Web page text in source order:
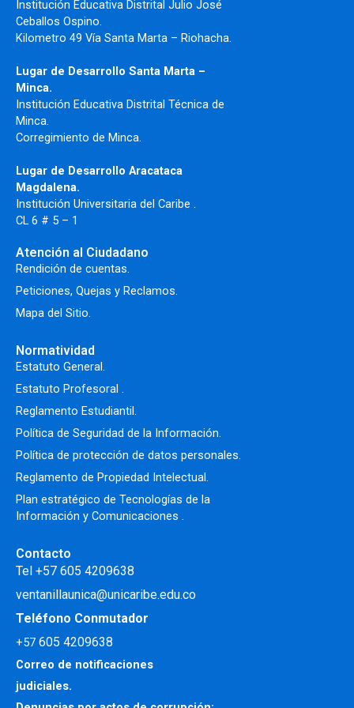
Institución Educativa Distrital Julio José
Ceballos Ospino.
Kilometro 49 Vía Santa Marta – Riohacha.
Lugar de Desarrollo Santa Marta –
Minca.
Institución Educativa Distrital Técnica de
Minca.
Corregimiento de Minca.
Lugar de Desarrollo Aracataca
Magdalena.
Institución Universitaria del Caribe .
CL 6 # 5 – 1
Atención al Ciudadano
Rendición de cuentas.
Peticiones, Quejas y Reclamos.
Mapa del Sitio.
Normatividad
Estatuto General.
Estatuto Profesoral .
Reglamento Estudiantil.
Política de Seguridad de la Información.
Política de protección de datos personales.
Reglamento de Propiedad Intelectual.
Plan estratégico de Tecnologías de la
Información y Comunicaciones .
Contacto
Tel +57 605 4209638
ventanillaunica@unicaribe.edu.co
Teléfono Conmutador
+57 605 4209638
Correo de notificaciones
judiciales.